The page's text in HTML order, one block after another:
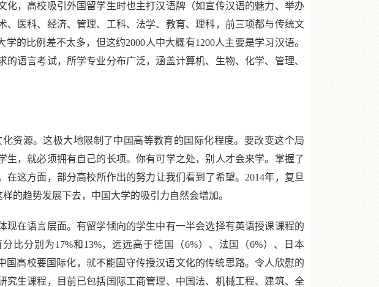
，高校吸引外国留学生时也主打汉语牌（如宣传汉语的魅力、举办
医科、经济、管理、工科、法学、教育、理科，前三项都与传统文
的比例差不太多，但这约2000人中大概有1200人主要是学习汉语。
语言考试，所学专业分布广泛，涵盖计算机、生物、化学、管理、
源。这极大地限制了中国高等教育的国际化程度。要改变这个局
，就必须拥有自己的长项。你有可学之处，别人才会来学。掌握了
这方面，部分高校所作出的努力让我们看到了希望。2014年，复旦
的趋势发展下去，中国大学的吸引力自然会增加。
在语言层面。有留学倾向的学生中有一半会选择有英语授课课程的
比分别为17%和13%，远远高于德国（6%）、法国（6%）、日本
国高校要国际化，就不能固守传授汉语文化的传统思路。令人欣慰的
生课程，目前已包括国际工商管理、中国法、机械工程、建筑、全